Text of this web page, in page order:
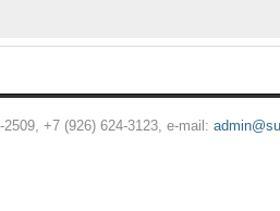
2509, +7 (926) 624-3123, e-mail: